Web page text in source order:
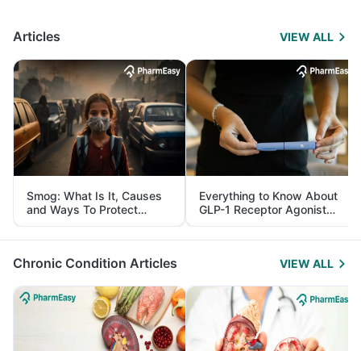
Articles VIEW ALL
Smog: What Is It, Causes
and Ways To Protect
Yourself From It
Everything to Know About
GLP-1 Receptor Agonist
and Its Role in Weight
Management
Chronic Condition Articles VIEW ALL